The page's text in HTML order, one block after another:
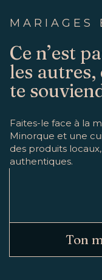
MARIAGES
Ce n’est
les autres,
te
Faites-le face à la
Minorque et une
des produits
authentiques.
Ton